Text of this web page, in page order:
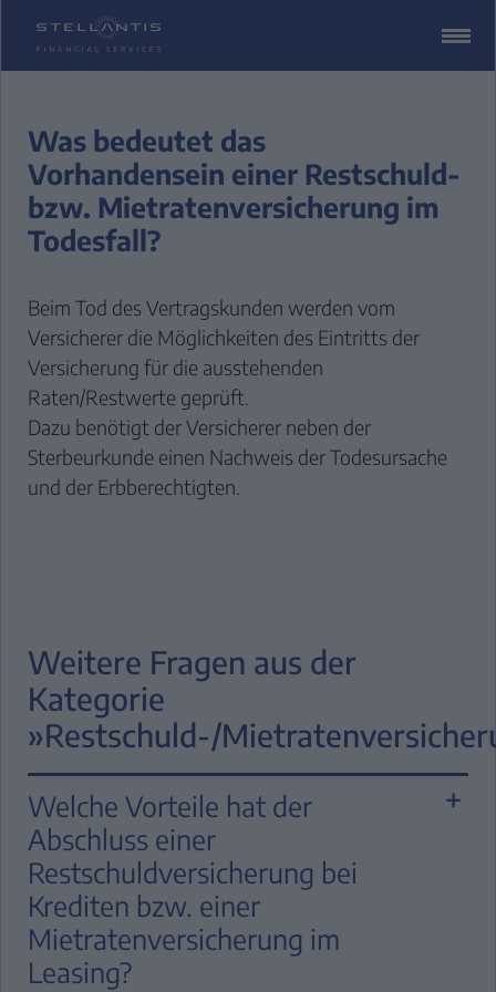
Was bedeutet das
Vorhandensein einer Restschuld-
bzw. Mietratenversicherung im
Todesfall?
Beim Tod des Vertragskunden werden vom
Versicherer die Möglichkeiten des Eintritts der
Versicherung für die ausstehenden
Raten/Restwerte geprüft.
Dazu benötigt der Versicherer neben der
Sterbeurkunde einen Nachweis der Todesursache
und der Erbberechtigten.
Weitere Fragen aus der
Kategorie
»Restschuld-/
Welche Vorteile hat der
Abschluss einer
Restschuldversicherung bei
Krediten bzw. einer
Mietratenversicherung im
Leasing?